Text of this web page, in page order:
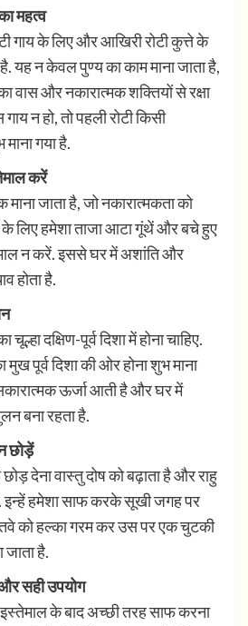
महत्व
गाय के लिए और आखिरी रोटी कुत्ते के
यह न केवल पुण्य का काम माना जाता है,
वास और नकारात्मक शक्तियों से रक्षा
न हो, तो पहली रोटी किसी
गया है.
करें
माना जाता है, जो नकारात्मकता को
के लिए हमेशा ताजा आटा गूंथें और बचे हुए
न करें. इससे घर में अशांति और
होता है.
दक्षिण-पूर्व दिशा में होना चाहिए.
मुख पूर्व दिशा की ओर होना शुभ माना
ऊर्जा आती है और घर में
बना रहता है.
छोड़ें
देना वास्तु दोष को बढ़ाता है और राहु
इन्हें हमेशा साफ करके सूखी जगह पर
को हल्का गरम कर उस पर एक चुटकी
जाता है.
सही उपयोग
के बाद अच्छी तरह साफ करना